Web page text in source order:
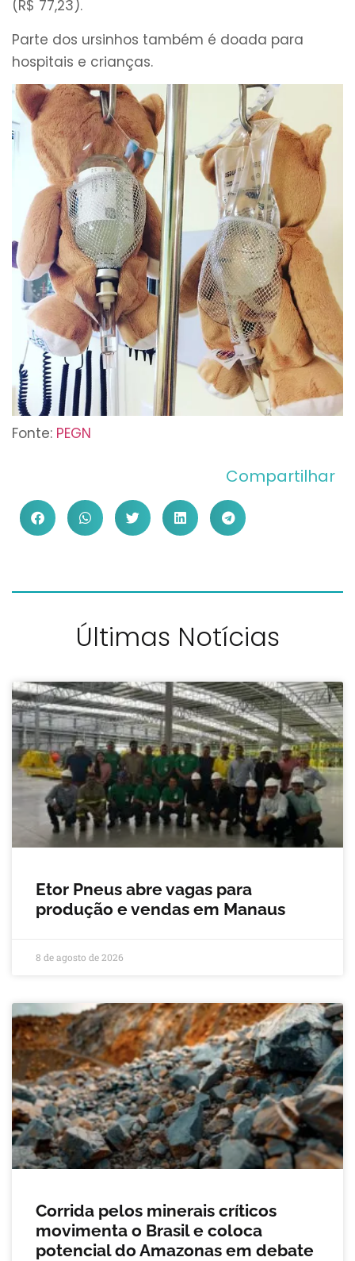
(R$ 77,23).
Parte dos ursinhos também é doada para
hospitais e crianças.
Fonte: PEGN
Compartilhar
Últimas Notícias
Etor Pneus abre vagas para
produção e vendas em Manaus
8 de agosto de 2026
Corrida pelos minerais críticos
movimenta o Brasil e coloca
potencial do Amazonas em debate